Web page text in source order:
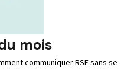
mois
communiquer RSE sans se